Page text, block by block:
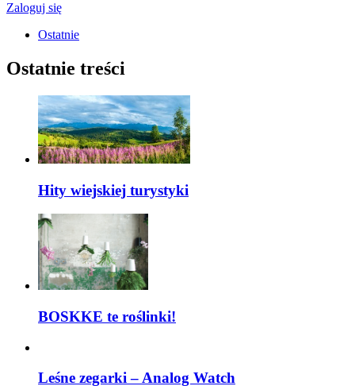
Zaloguj się
Ostatnie
Ostatnie treści
Hity wiejskiej turystyki
BOSKKE te roślinki!
Leśne zegarki – Analog Watch